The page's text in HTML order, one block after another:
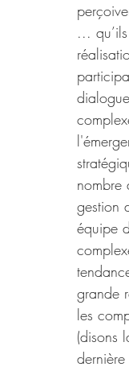
...
nombre
gestion
équipe
grande
les
(disons